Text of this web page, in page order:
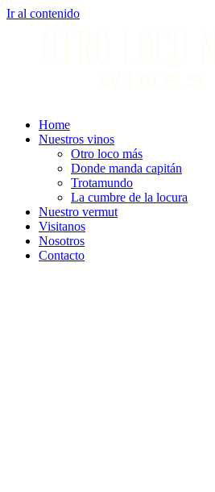
Ir al contenido
Home
Nuestros vinos
Otro loco más
Donde manda capitán
Trotamundo
La cumbre de la locura
Nuestro vermut
Visitanos
Nosotros
Contacto